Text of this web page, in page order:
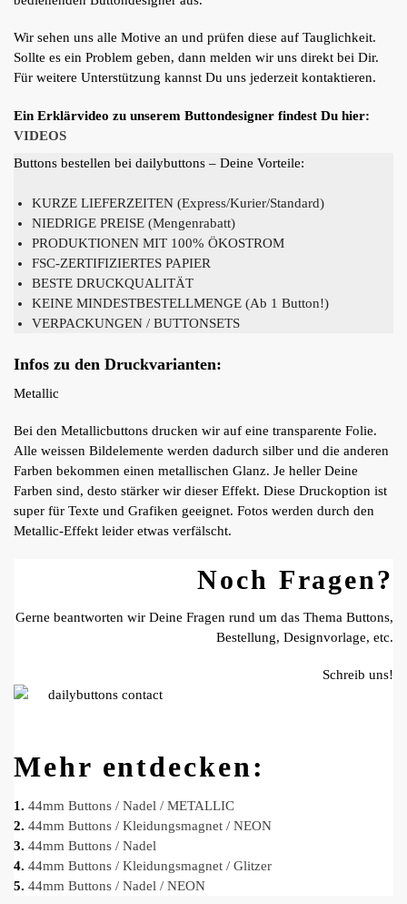
Wir sehen uns alle Motive an und prüfen diese auf Tauglichkeit.
Sollte es ein Problem geben, dann melden wir uns direkt bei Dir.
Für weitere Unterstützung kannst Du uns jederzeit kontaktieren.
Ein Erklärvideo zu unserem Buttondesigner findest Du hier:
VIDEOS
Buttons bestellen bei dailybuttons – Deine Vorteile:
KURZE LIEFERZEITEN (Express/Kurier/Standard)
NIEDRIGE PREISE (Mengenrabatt)
PRODUKTIONEN MIT 100% ÖKOSTROM
FSC-ZERTIFIZIERTES PAPIER
BESTE DRUCKQUALITÄT
KEINE MINDESTBESTELLMENGE (Ab 1 Button!)
VERPACKUNGEN / BUTTONSETS
Infos zu den Druckvarianten:
Metallic
Bei den Metallicbuttons drucken wir auf eine transparente Folie.
Alle weissen Bildelemente werden dadurch silber und die anderen
Farben bekommen einen metallischen Glanz. Je heller Deine
Farben sind, desto stärker wir dieser Effekt. Diese Druckoption ist
super für Texte und Grafiken geeignet. Fotos werden durch den
Metallic-Effekt leider etwas verfälscht.
Noch Fragen?
Gerne beantworten wir Deine Fragen rund um das Thema Buttons,
Bestellung, Designvorlage, etc.
Schreib uns!
Mehr entdecken:
1. 44mm Buttons / Nadel / METALLIC
2. 44mm Buttons / Kleidungsmagnet / NEON
3. 44mm Buttons / Nadel
4. 44mm Buttons / Kleidungsmagnet / Glitzer
5. 44mm Buttons / Nadel / NEON